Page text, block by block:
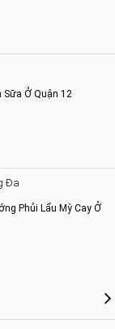
Sữa Ở Quận 12
Đa
Phủi Lẩu Mỳ Cay Ở